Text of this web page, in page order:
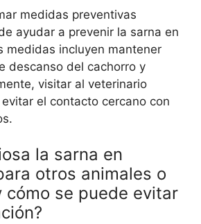
medidas preventivas
ayudar a prevenir la sarna en
medidas incluyen mantener
descanso del cachorro y
visitar al veterinario
el contacto cercano con
la sarna en
otros animales o
cómo se puede evitar